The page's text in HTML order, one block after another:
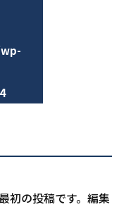
初の投稿です。編集